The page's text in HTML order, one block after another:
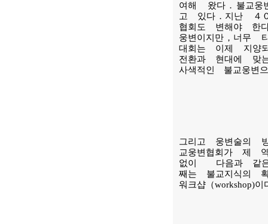
여해 왔다．불교
고 있다．지난 ４
협회도 변해야 한
웅변이지만，너무
대회는 이제 지양
전환과 현대에 맞
사색적인 불교웅
그리고 웅변술의
교웅변협회가 제
없이 다음과 같
째는 불교지식의
워크샵（workshop)